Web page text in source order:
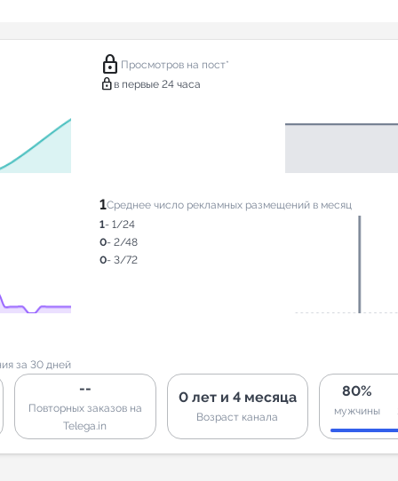
lock Просмотров на пост*
lock в первые 24 часа
1Среднее число рекламных размещений в месяц
1- 1/24
0- 2/48
0- 3/72
за 30 дней
--
Повторных заказов на
Telega.in
0 лет и 4 месяца
Возраст канала
80%
мужчины